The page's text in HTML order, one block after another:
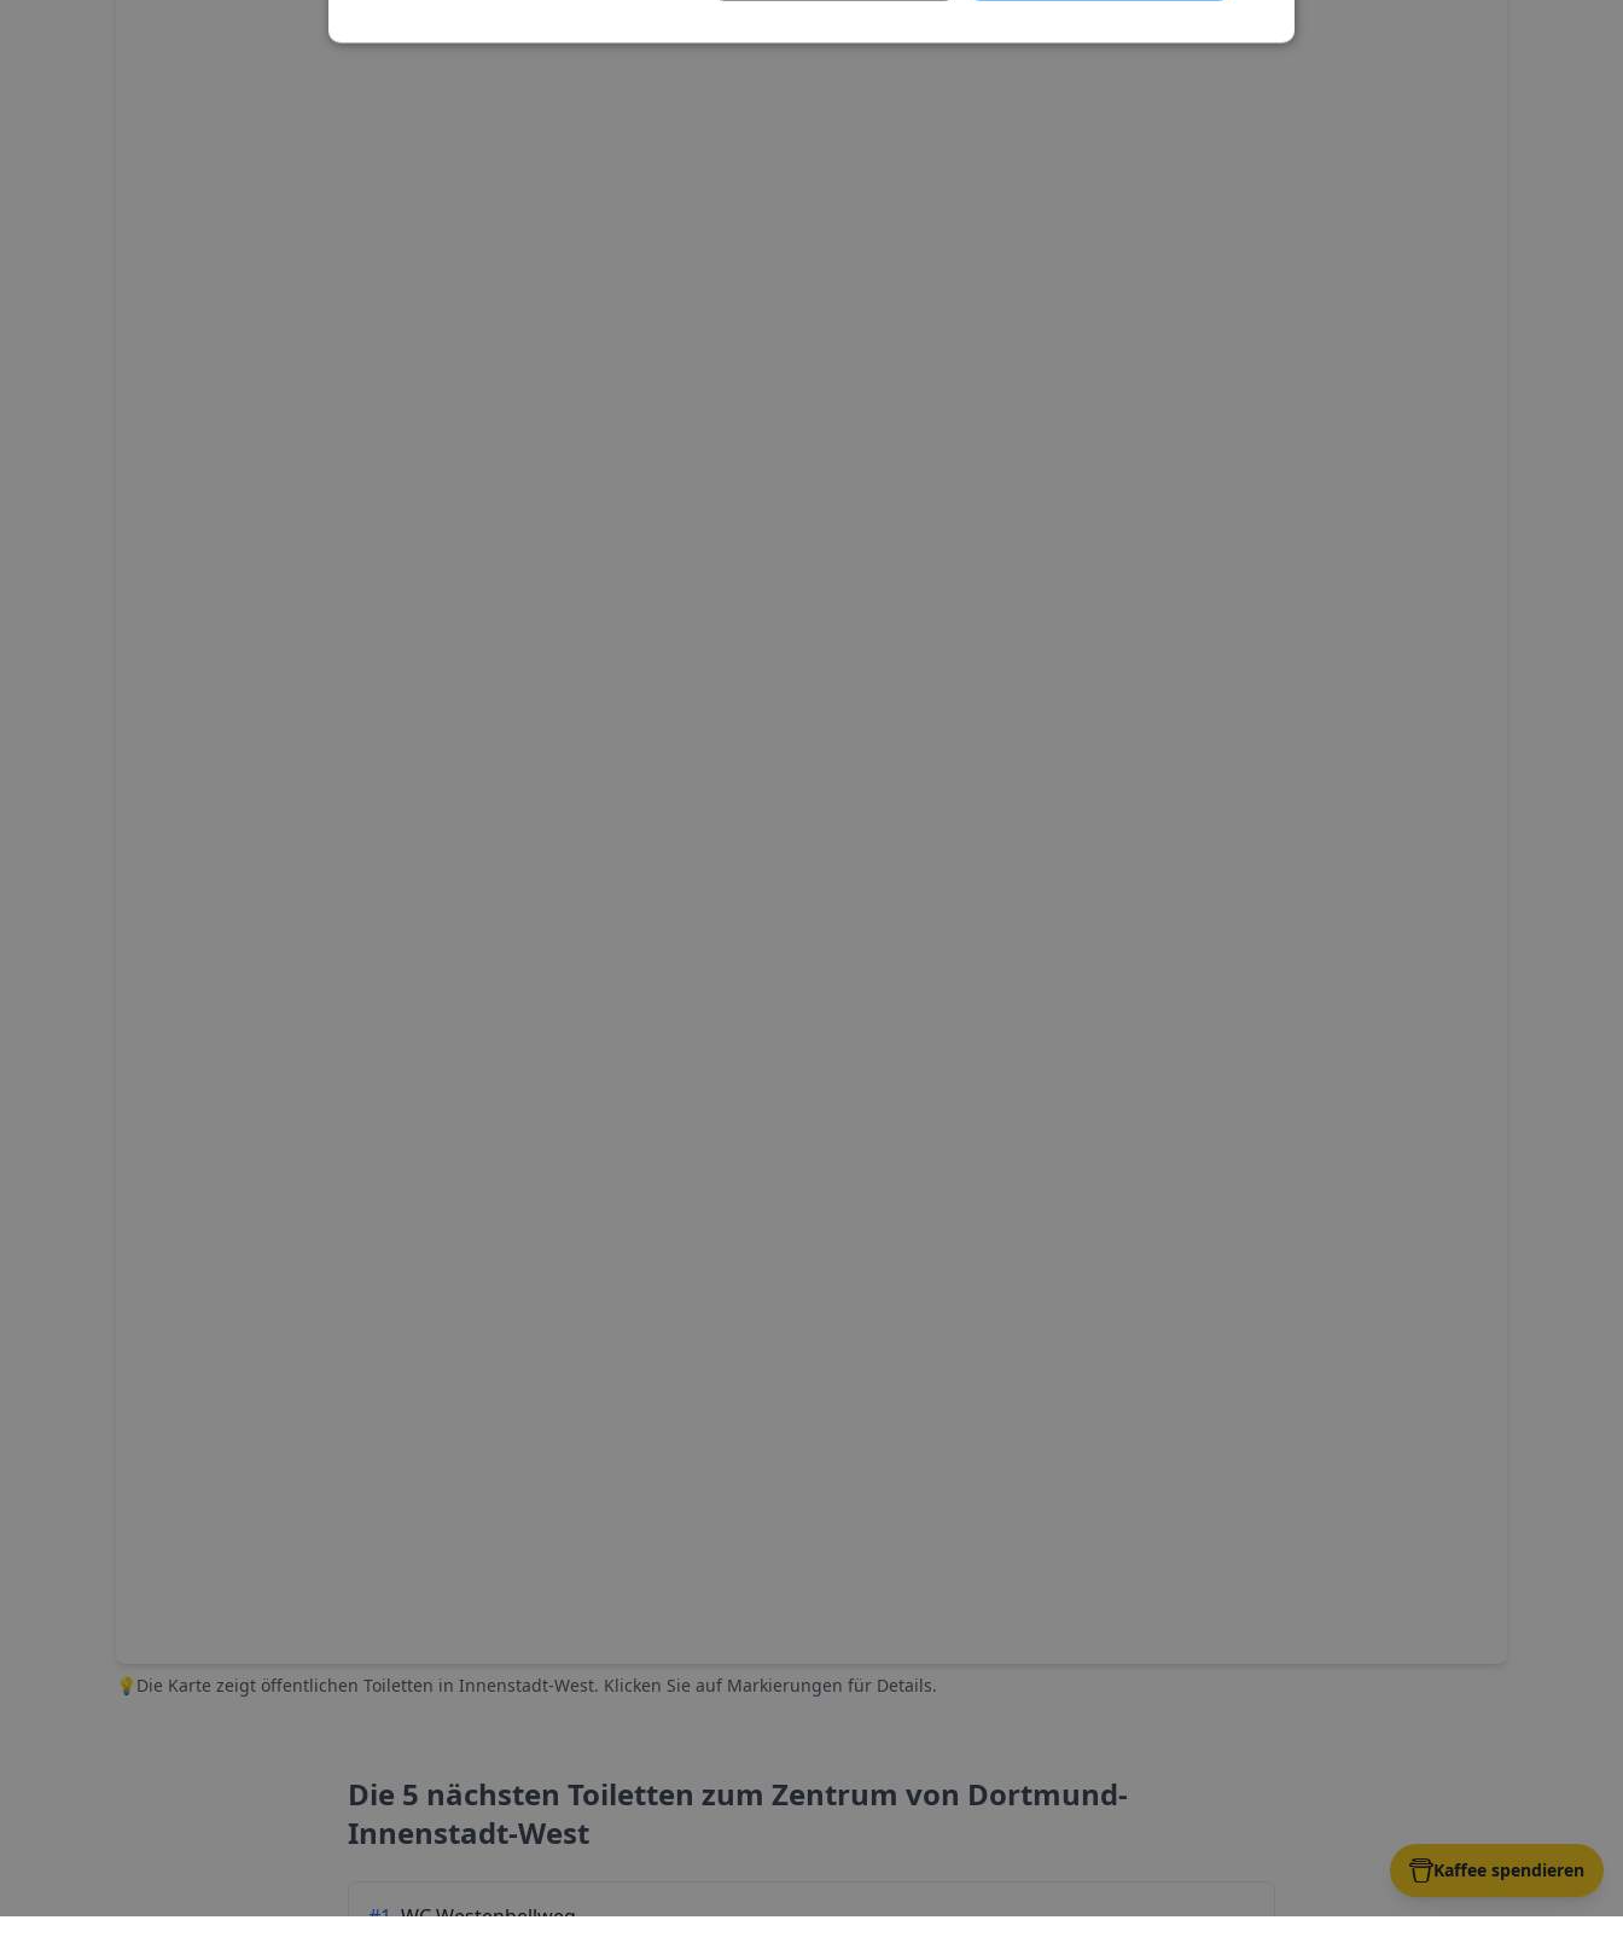
💡 Die Karte zeigt öffentlichen Toiletten in Innenstadt-West. Klicken Sie auf Markierungen für Details.
Die 5 nächsten Toiletten zum Zentrum von Dortmund-
Innenstadt-West
#1 WC Westenhellweg
Kaffee spendieren